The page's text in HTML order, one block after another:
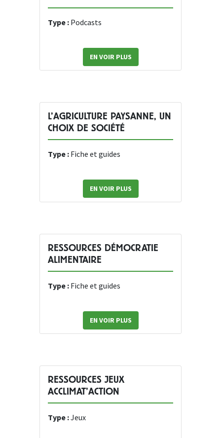
Type : Podcasts
EN VOIR PLUS
L’AGRICULTURE PAYSANNE, UN
CHOIX DE SOCIÉTÉ
Type : Fiche et guides
EN VOIR PLUS
RESSOURCES DÉMOCRATIE
ALIMENTAIRE
Type : Fiche et guides
EN VOIR PLUS
RESSOURCES JEUX
ACCLIMAT’ACTION
Type :Jeux